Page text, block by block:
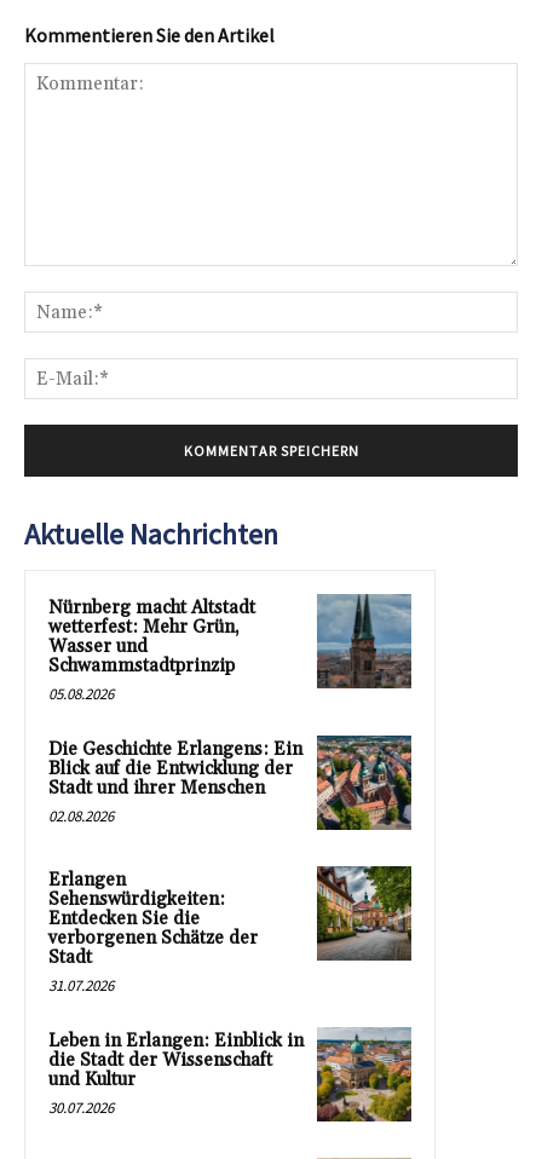
Kommentieren Sie den Artikel
Aktuelle Nachrichten
Nürnberg macht Altstadt
wetterfest: Mehr Grün,
Wasser und
Schwammstadtprinzip
05.08.2026
Die Geschichte Erlangens: Ein
Blick auf die Entwicklung der
Stadt und ihrer Menschen
02.08.2026
Erlangen
Sehenswürdigkeiten:
Entdecken Sie die
verborgenen Schätze der
Stadt
31.07.2026
Leben in Erlangen: Einblick in
die Stadt der Wissenschaft
und Kultur
30.07.2026